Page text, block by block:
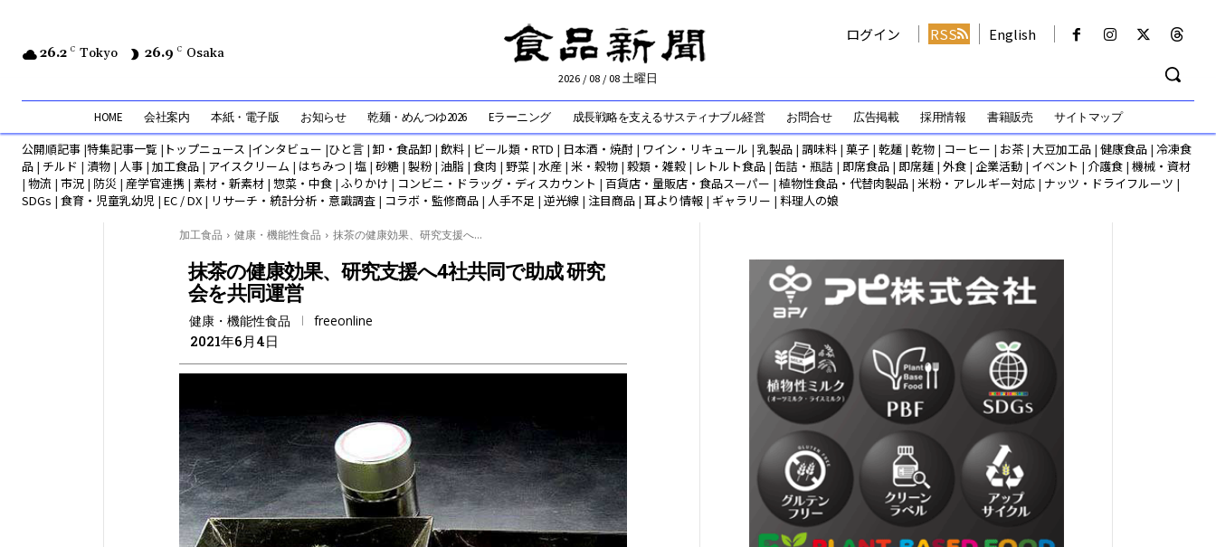
26.2 C Tokyo 26.9 C Osaka
2026 / 08 / 08 土曜日
ログイン RSS English
HOME 会社案内 本紙・電子版 お知らせ 乾麺・めんつゆ2026 Eラーニング 成長戦略を支えるサスティナブル経営 お問合せ 広告掲載 採用情報 書籍販売 サイトマップ
公開順記事 |特集記事一覧 | トップニュース |インタビュー |ひと言 |卸・食品卸 | 飲料 | ビール類・RTD | 日本酒・焼酎 | ワイン・リキュール | 乳製品 | 調味料 | 菓子 | 乾麺 | 乾物 | コーヒー | お茶 | 大豆加工品 | 健康食品 | 冷凍食
品 | チルド | 漬物 | 人事 | 加工食品 | アイスクリーム | はちみつ | 塩 | 砂糖 | 製粉| 油脂 | 食肉 | 野菜 | 水産 | 米・穀物 | 穀類・雑穀 | レトルト食品 | 缶詰・瓶詰 | 即席食品 | 即席麺 | 外食 | 企業活動 | イベント | 介護食 | 機械・資材
| 物流 | 市況 | 防災 | 産学官連携 | 素材・新素材 | 惣菜・中食 | ふりかけ | コンビニ・ドラッグ・ディスカウント | 百貨店・量販店・食品スーパー | 植物性食品・代替肉製品 | 米粉・アレルギー対応 | ナッツ・ドライフルーツ |
SDGs | 食育・児童乳幼児 | EC / DX | リサーチ・統計分析・意識調査 | コラボ・監修商品 | 人手不足 | 逆光線 | 注目商品 | 耳より情報 | ギャラリー | 料理人の娘
加工食品 健康・機能性食品 抹茶の健康効果、研究支援へ...
抹茶の健康効果、研究支援へ4社共同で助成 研究
会を共同運営
健康・機能性食品 freeonline
2021年6月4日